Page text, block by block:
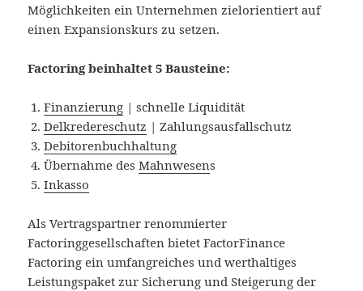
Möglichkeiten ein Unternehmen zielorientiert auf
einen Expansionskurs zu setzen.
Factoring beinhaltet 5 Bausteine:
Finanzierung | schnelle Liquidität
Delkredereschutz | Zahlungsausfallschutz
Debitorenbuchhaltung
Übernahme desMahnwesens
Inkasso
Als Vertragspartner renommierter
Factoringgesellschaften bietet FactorFinance
Factoring ein umfangreiches und werthaltiges
Leistungspaket zur Sicherung und Steigerung der